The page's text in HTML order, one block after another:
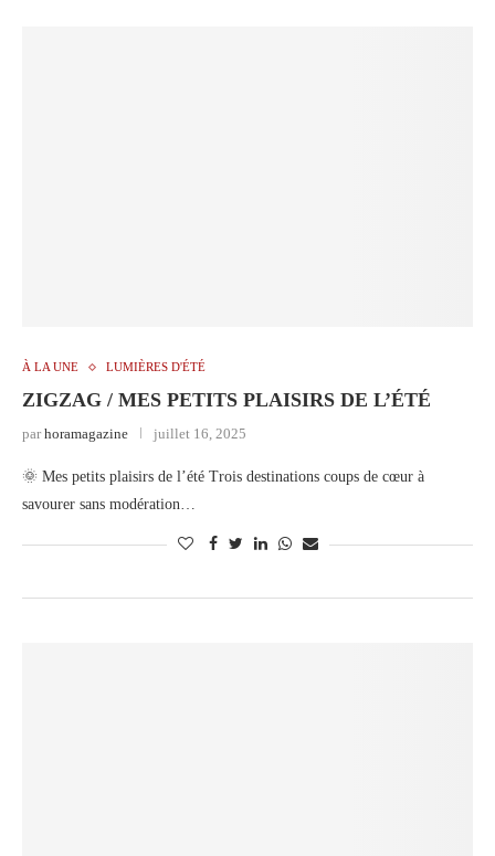
À LA UNE LUMIÈRES D'ÉTÉ
ZIGZAG / MES PETITS PLAISIRS DE L’ÉTÉ
parhoramagazine juillet 16, 2025
🌞 Mes petits plaisirs de l’été Trois destinations coups de cœur à
savourer sans modération…